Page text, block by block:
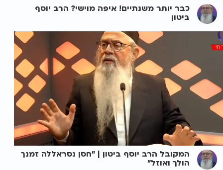
כבר יותר משנתיים! איפה מוישי? הרב יוסף
ביטון
המקובל הרב יוסף ביטון | "חסן נסראללה זמנך
הולך ואוזל"